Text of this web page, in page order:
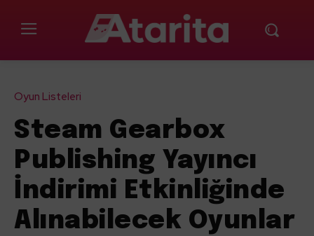
Oyun Listeleri
Steam Gearbox
Publishing Yayıncı
İndirimi Etkinliğinde
Alınabilecek Oyunlar